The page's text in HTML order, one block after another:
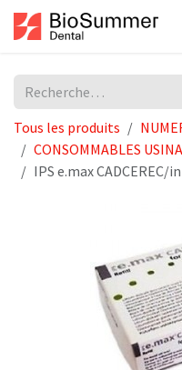
Se rendre au contenu
Tous les produits
CONSOMMABLES
IPS e.max CADCEREC/